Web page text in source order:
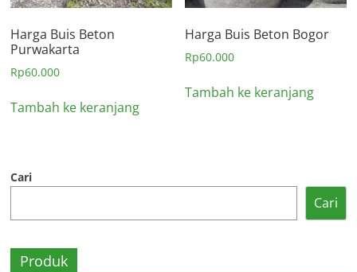
Harga Buis Beton
Purwakarta
Rp60.000
Tambah ke keranjang
Harga Buis Beton Bogor
Rp60.000
Tambah ke keranjang
Cari
Cari
Produk